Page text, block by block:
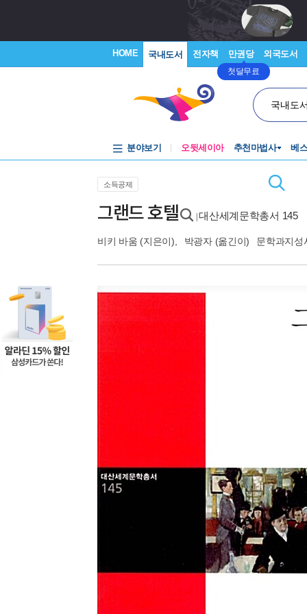
HOME 국내도서 전자책 만권당
첫달무료
외국도서
국내도
분야보기 오뒷세이아 추천마법사 베
소득공제
그랜드 호텔 |대산세계문학총서 145
비키 바움 (지은이), 박광자(옮긴이) 문학과지성